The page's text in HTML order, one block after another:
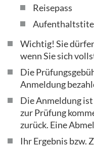
Reisepass
Wichtig! Sie
wenn Sie sich
Die
Anmeldung
Die Anmeldung
zur Prüfung
zurück. Eine
Ihr Ergebnis bzw.